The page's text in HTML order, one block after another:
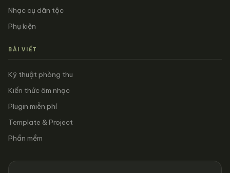
Nhạc cụ dân tộc
Phụ kiện
BÀI VIẾT
Kỹ thuật phòng thu
Kiến thức âm nhạc
Plugin miễn phí
Template & Project
Phần mềm